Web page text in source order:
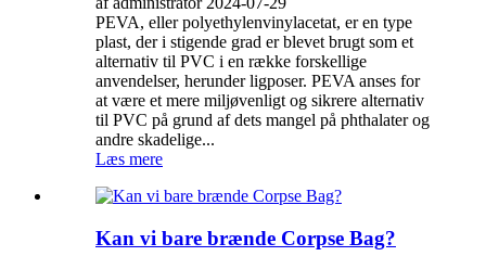
PEVA, eller polyethylenvinylacetat, er en type
plast, der i stigende grad er blevet brugt som et
alternativ til PVC i en række forskellige
anvendelser, herunder ligposer. PEVA anses for
at være et mere miljøvenligt og sikrere alternativ
til PVC på grund af dets mangel på phthalater og
andre skadelige...
Læs mere
Kan vi bare brænde Corpse Bag?